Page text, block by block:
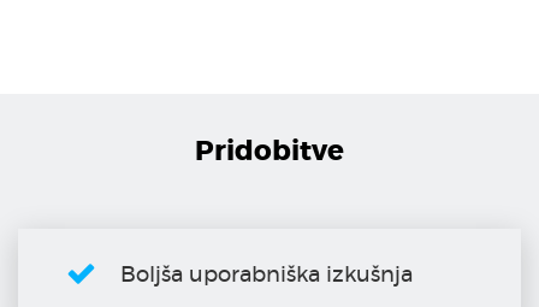
Pridobitve
Boljša uporabniška izkušnja